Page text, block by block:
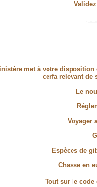
met à votre disposition
cerfa relevant de
Le
Voyager
Espèces de
Chasse en
Tout sur le code